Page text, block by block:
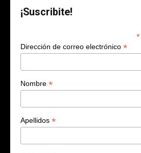
¡Suscribite!
*
Dirección de correo electrónico *
Nombre *
Apellidos *